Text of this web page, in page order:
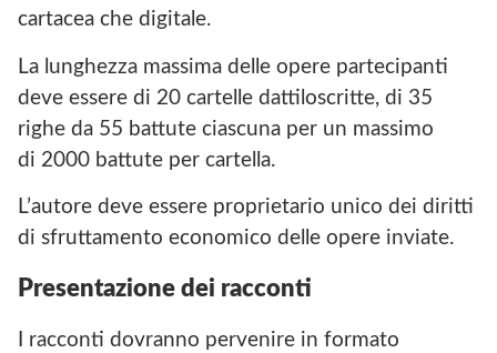
cartacea che digitale.
La lunghezza massima delle opere partecipanti
deve essere di 20 cartelle dattiloscritte, di 35
righe da 55 battute ciascuna per un massimo
di 2000 battute per cartella.
L’autore deve essere proprietario unico dei diritti
di sfruttamento economico delle opere inviate.
Presentazione dei racconti
I racconti dovranno pervenire in formato